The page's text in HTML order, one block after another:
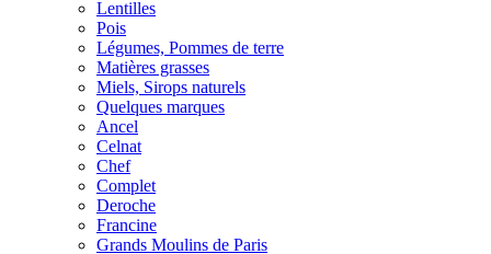
Lentilles
Pois
Légumes, Pommes de terre
Matières grasses
Miels, Sirops naturels
Quelques marques
Ancel
Celnat
Chef
Complet
Deroche
Francine
Grands Moulins de Paris